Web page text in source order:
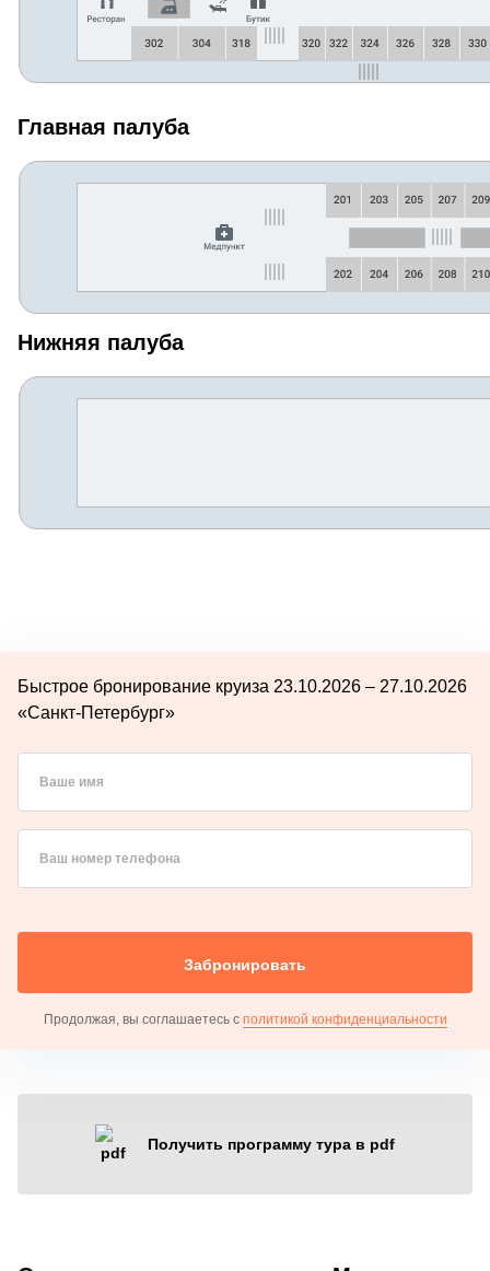
Главная палуба
Нижняя палуба
Быстрое бронирование круиза 23.10.2026 – 27.10.2026
«Санкт-Петербург»
Ваше имя
Ваш номер телефона
Забронировать
Продолжая, вы соглашаетесь с политикой конфиденциальности
Получить программу тура в pdf